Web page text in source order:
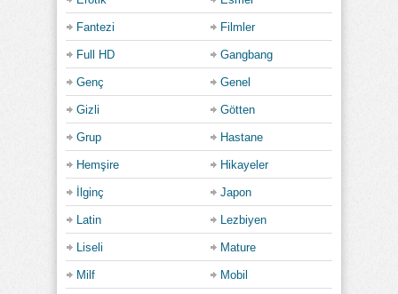
Fantezi Filmler
Full HD Gangbang
Genç Genel
Gizli Götten
Grup Hastane
Hemşire Hikayeler
İlginç Japon
Latin Lezbiyen
Liseli Mature
Milf Mobil